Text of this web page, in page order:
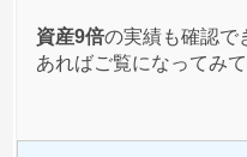
資産9倍の実績も確認で
あればご覧になってみ